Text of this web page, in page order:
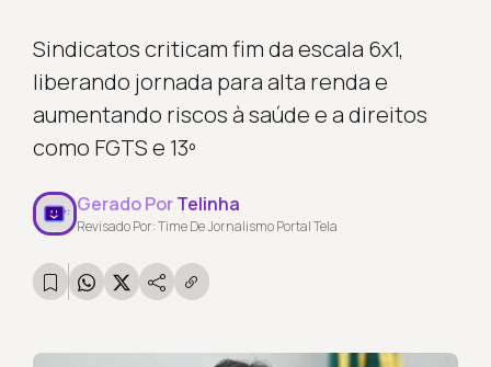
Sindicatos criticam fim da escala 6x1,
liberando jornada para alta renda e
aumentando riscos à saúde e a direitos
como FGTS e 13º
Gerado PorTelinha
Revisado Por: Time De Jornalismo Portal Tela